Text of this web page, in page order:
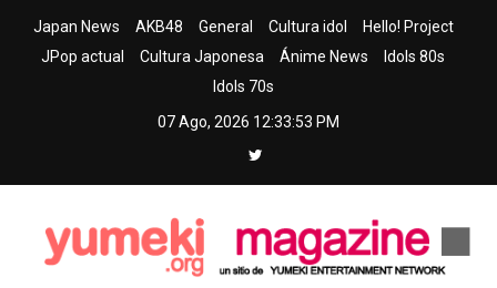
Japan News AKB48 General Cultura idol
Hello! Project
JPop actual
Cultura Japonesa Ánime News
Idols 80s
Idols 70s
07 Ago, 2026 12:33:54 PM